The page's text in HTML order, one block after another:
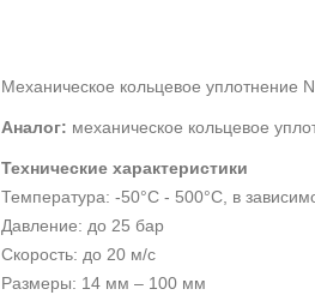
Механическое кольцевое уплотнение N
Аналог: механическое кольцевое
Технические характеристики
Температура: -50°С - 500°С, в
Давление: до 25 бар
Скорость: до 20 м/с
Размеры: 14 мм – 100 мм